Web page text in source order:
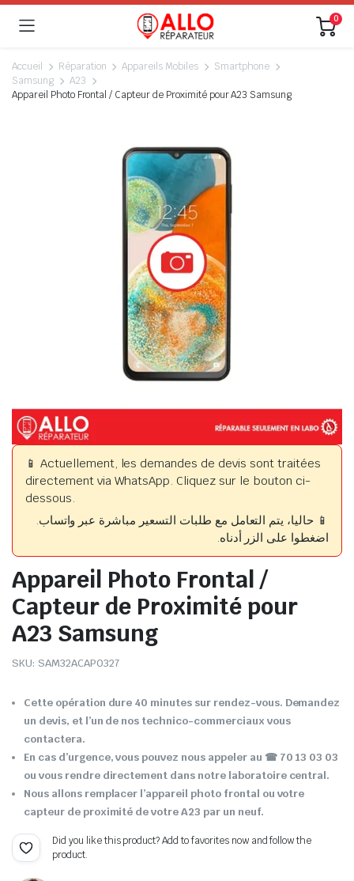
0
Accueil Réparation Appareils Mobiles
Smartphone
Samsung
A23
Appareil Photo Frontal / Capteur de Proximité pour A23 Samsung
📱 Actuellement, les demandes de devis sont traitées
directement via WhatsApp. Cliquez sur le bouton ci-
dessous.
📱 حاليا، يتم التعامل مع طلبات التسعير مباشرة عبر واتساب.
اضغطوا على الزر أدناه.
Appareil Photo Frontal /
Capteur de Proximité pour
A23 Samsung
SKU: SAM32ACAP0327
Cette opération dure 40 minutes sur rendez-vous. Demandez
un devis, et l’un de nos technico-commerciaux vous
contactera.
En cas d’urgence, vous pouvez nous appeler au ☎ 70 13 03 03
ou vous rendre directement dans notre laboratoire central.
Nous allons remplacer l’appareil photo frontal ou votre
capteur de proximité de votre A23 par un neuf.
Did you like this product? Add to favorites now and follow the
product.